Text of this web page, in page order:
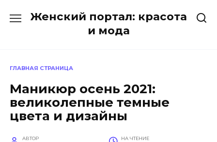
Женский портал: красота
и мода
ГЛАВНАЯ СТРАНИЦА
Маникюр осень 2021:
великолепные темные
цвета и дизайны
АВТОР НА ЧТЕНИЕ